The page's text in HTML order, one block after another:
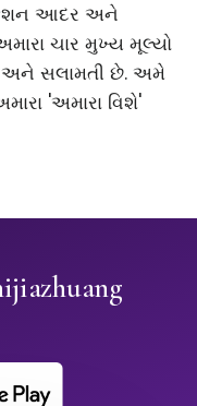
આદર અને
ચાર મુખ્ય મૂલ્યો
અને સલામતી છે. અમે
'અમારા વિશે'